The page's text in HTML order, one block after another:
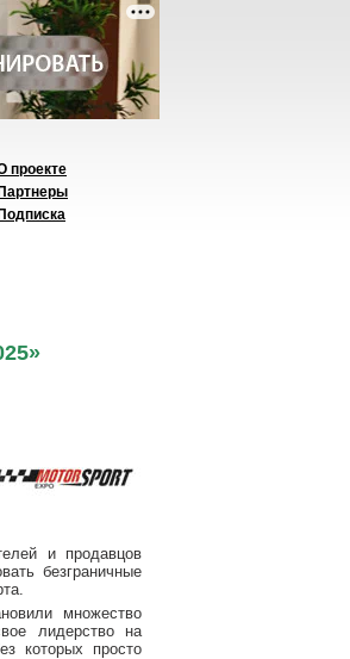
проекте
Партнеры
Подписка
и продавцов
безграничные
множество
лидерство на
которых просто